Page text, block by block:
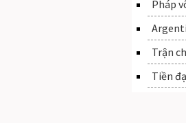
Pháp
Trận
Tiền